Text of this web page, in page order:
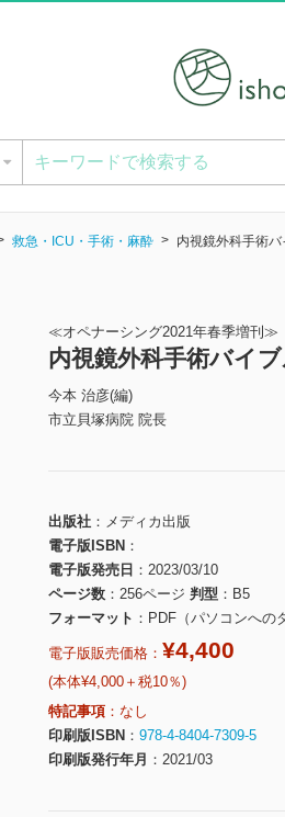
救急・ICU・手術・麻酔 内視鏡外科手術バ
≪オペナーシング2021年春季増刊≫
内視鏡外科手術バイブ
今本 治彦(編)
市立貝塚病院 院長
出版社
メディカ出版
電子版ISBN
電子版発売日
2023/03/10
ページ数
256ページ 判型
B5
フォーマット
PDF（パソコンへの
電子版販売価格： ¥4,400
(本体¥4,000＋税10％)
特記事項
なし
印刷版ISBN
978-4-8404-7309-5
印刷版発行年月
2021/03